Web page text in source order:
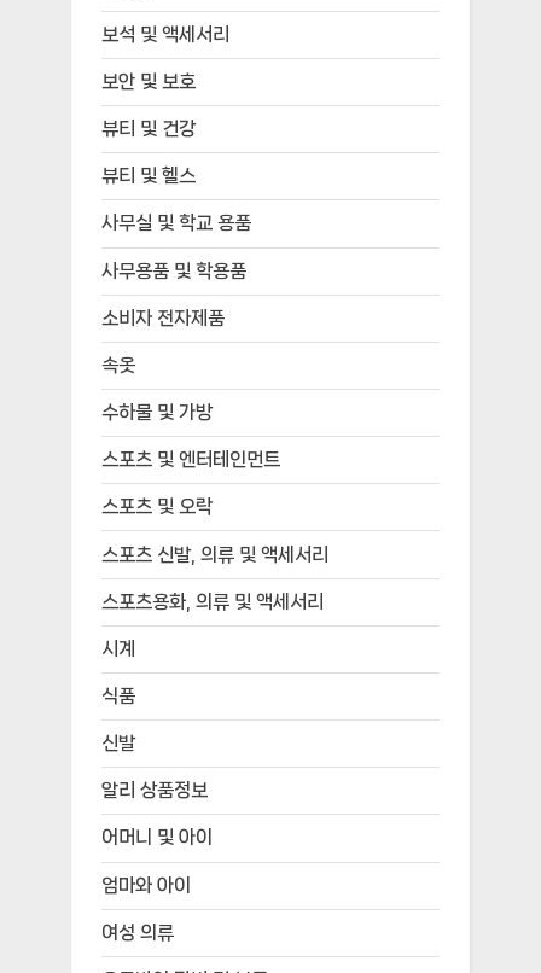
보석 및 액세서리
보안 및 보호
뷰티 및 건강
뷰티 및 헬스
사무실 및 학교 용품
사무용품 및 학용품
소비자 전자제품
속옷
수하물 및 가방
스포츠 및 엔터테인먼트
스포츠 및 오락
스포츠 신발, 의류 및 액세서리
스포츠용화, 의류 및 액세서리
시계
식품
신발
알리 상품정보
어머니 및 아이
엄마와 아이
여성 의류